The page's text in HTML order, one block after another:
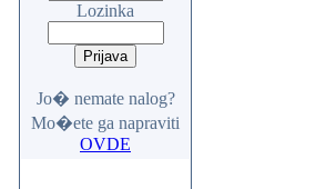
Lozinka
Jo� nemate nalog?
Mo�ete ga napraviti
OVDE